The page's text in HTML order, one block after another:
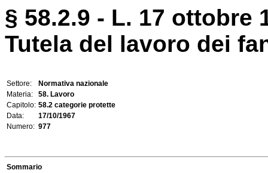
§ 58.2.9 - L. 17 ottobre
Tutela del lavoro dei
Settore:
Normativa nazionale
Materia:
58. Lavoro
Capitolo: 58.2 categorie protette
Data:
17/10/1967
Numero: 977
Sommario